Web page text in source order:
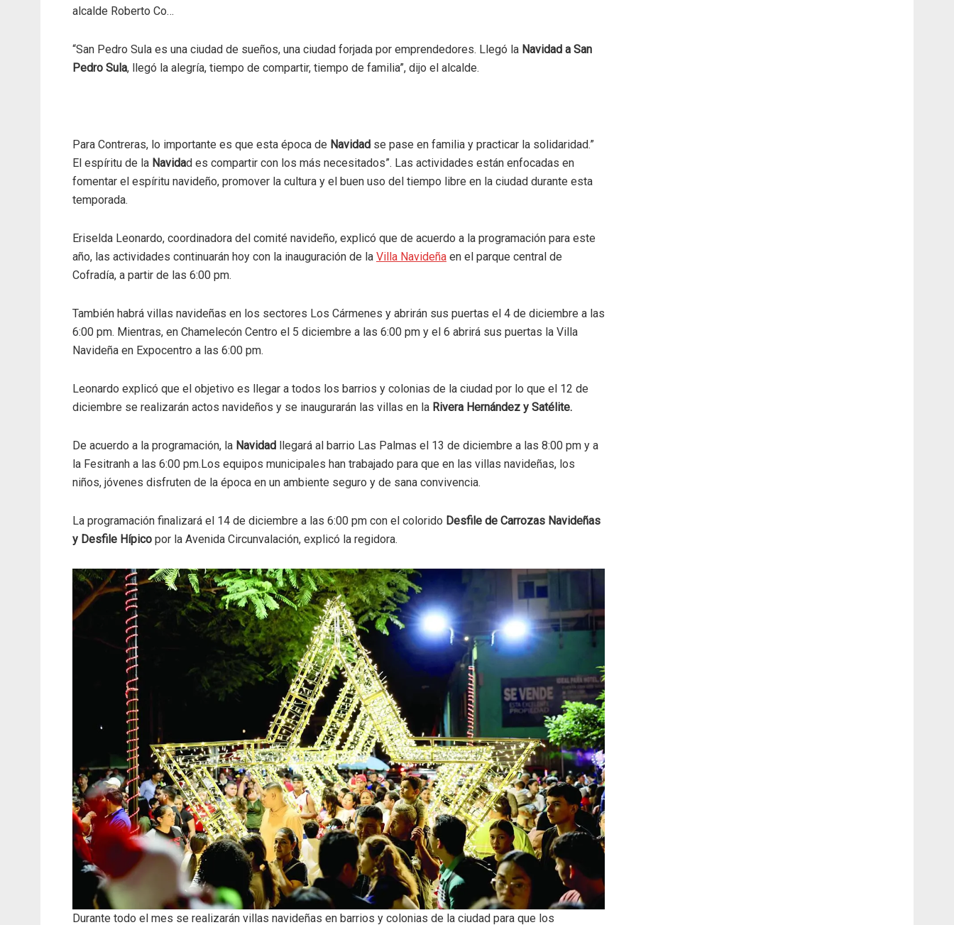
alcalde Roberto Co…
“San Pedro Sula es una ciudad de sueños, una ciudad forjada por emprendedores. Llegó la Navidad a San
Pedro Sula, llegó la alegría, tiempo de compartir, tiempo de familia”, dijo el alcalde.
Para Contreras, lo importante es que esta época de Navidad se pase en familia y practicar la solidaridad.”
El espíritu de la Navidad es compartir con los más necesitados”. Las actividades están enfocadas en
fomentar el espíritu navideño, promover la cultura y el buen uso del tiempo libre en la ciudad durante esta
temporada.
Eriselda Leonardo, coordinadora del comité navideño, explicó que de acuerdo a la programación para este
año, las actividades continuarán hoy con la inauguración de la Villa Navideña en el parque central de
Cofradía, a partir de las 6:00 pm.
También habrá villas navideñas en los sectores Los Cármenes y abrirán sus puertas el 4 de diciembre a las
6:00 pm. Mientras, en Chamelecón Centro el 5 diciembre a las 6:00 pm y el 6 abrirá sus puertas la Villa
Navideña en Expocentro a las 6:00 pm.
Leonardo explicó que el objetivo es llegar a todos los barrios y colonias de la ciudad por lo que el 12 de
diciembre se realizarán actos navideños y se inaugurarán las villas en la Rivera Hernández y Satélite.
De acuerdo a la programación, la Navidad llegará al barrio Las Palmas el 13 de diciembre a las 8:00 pm y a
la Fesitranh a las 6:00 pm.Los equipos municipales han trabajado para que en las villas navideñas, los
niños, jóvenes disfruten de la época en un ambiente seguro y de sana convivencia.
La programación finalizará el 14 de diciembre a las 6:00 pm con el colorido Desfile de Carrozas Navideñas
y Desfile Hípico por la Avenida Circunvalación, explicó la regidora.
Durante todo el mes se realizarán villas navideñas en barrios y colonias de la ciudad para que los